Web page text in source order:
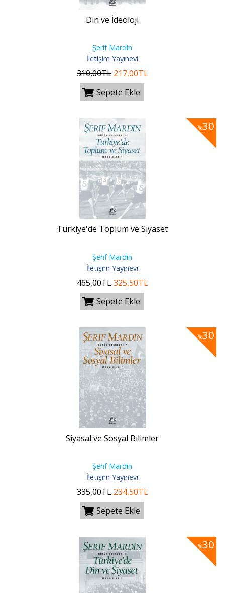
Din ve İdeoloji
Şerif Mardin
İletişim Yayınevi
310,00TL 217,00TL
Sepete Ekle
%30
Türkiye'de Toplum ve Siyaset
Şerif Mardin
İletişim Yayınevi
465,00TL325,50TL
Sepete Ekle
%30
Siyasal ve Sosyal Bilimler
Şerif Mardin
İletişim Yayınevi
335,00TL 234,50TL
Sepete Ekle
%30